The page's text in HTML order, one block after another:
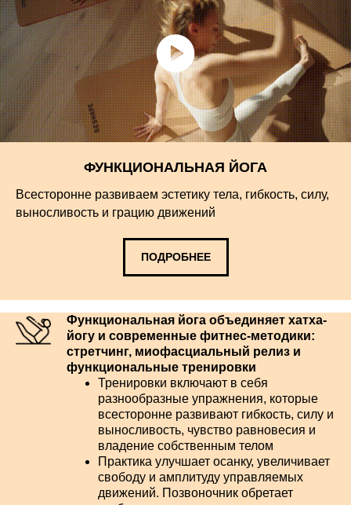
ФУНКЦИОНАЛЬНАЯ ЙОГА
Всесторонне развиваем эстетику тела, гибкость, силу,
выносливость и грацию движений
ПОДРОБНЕЕ
Функциональная йога объединяет хатха-
йогу и современные фитнес-методики:
стретчинг, миофасциальный релиз и
функциональные тренировки
Тренировки включают в себя
разнообразные упражнения, которые
всесторонне развивают гибкость, силу и
выносливость, чувство равновесия и
владение собственным телом
Практика улучшает осанку, увеличивает
свободу и амплитуду управляемых
движений. Позвоночник обретает